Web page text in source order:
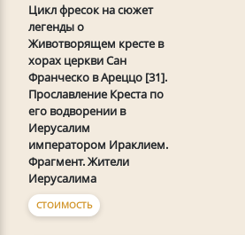
Цикл фресок на сюжет
легенды о
Животворящем кресте в
хорах церкви Сан
Франческо в Ареццо [31].
Прославление Креста по
его водворении в
Иерусалим
императором Ираклием.
Фрагмент. Жители
Иерусалима
СТОИМОСТЬ